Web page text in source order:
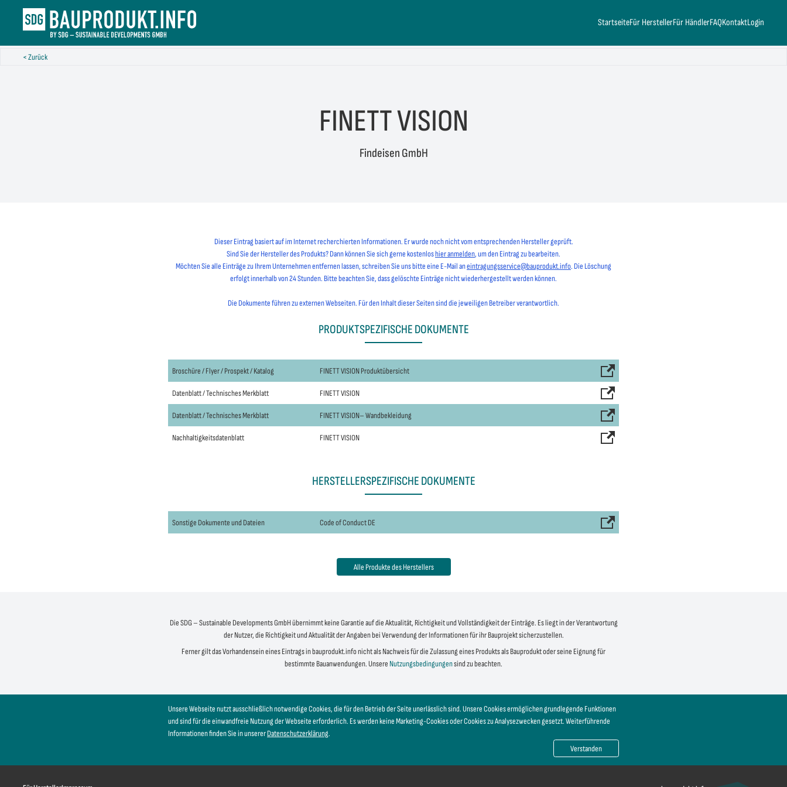
StartseiteFür HerstellerFür HändlerFAQKontaktLogin
< Zurück
FINETT VISION
Findeisen GmbH
Dieser Eintrag basiert auf im Internet recherchierten Informationen. Er wurde noch nicht vom entsprechenden Hersteller geprüft.
Sind Sie der Hersteller des Produkts? Dann können Sie sich gerne kostenloshier anmelden, um den Eintrag zu bearbeiten.
Möchten Sie alle Einträge zu Ihrem Unternehmen entfernen lassen, schreiben Sie uns bitte eine E-Mail aneintragungsservice@bauprodukt.info. Die Löschung
erfolgt innerhalb von 24 Stunden. Bitte beachten Sie, dass gelöschte Einträge nicht wiederhergestellt werden können.
Die Dokumente führen zu externen Webseiten. Für den Inhalt dieser Seiten sind die jeweiligen Betreiber verantwortlich.
PRODUKTSPEZIFISCHE DOKUMENTE
Broschüre / Flyer / Prospekt / Katalog FINETT VISION Produktübersicht
Datenblatt / Technisches Merkblatt FINETT VISION
Datenblatt / Technisches Merkblatt FINETT VISION– Wandbekleidung
Nachhaltigkeitsdatenblatt FINETT VISION
HERSTELLERSPEZIFISCHE DOKUMENTE
Sonstige Dokumente und Dateien Code of Conduct DE
Alle Produkte des Herstellers
Die SDG – Sustainable Developments GmbH übernimmt keine Garantie auf die Aktualität, Richtigkeit und Vollständigkeit der Einträge. Es liegt in der Verantwortung
der Nutzer, die Richtigkeit und Aktualität der Angaben bei Verwendung der Informationen für ihr Bauprojekt sicherzustellen.
Ferner gilt das Vorhandensein eines Eintrags in bauprodukt.info nicht als Nachweis für die Zulassung eines Produkts als Bauprodukt oder seine Eignung für
bestimmte Bauanwendungen. Unsere Nutzungsbedingungensind zu beachten.
Unsere Webseite nutzt ausschließlich notwendige Cookies, die für den Betrieb der Seite unerlässlich sind. Unsere Cookies ermöglichen grundlegende Funktionen
und sind für die einwandfreie Nutzung der Webseite erforderlich. Es werden keine Marketing-Cookies oder Cookies zu Analysezwecken gesetzt. Weiterführende
Informationen finden Sie in unsererDatenschutzerklärung.
Verstanden